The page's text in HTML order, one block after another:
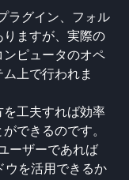
ラグイン、フォル
りますが、実際の
ピュータのオペ
上で行われま
工夫すれば効率
できるのです。
ーザーであれば
ウを活用できるか